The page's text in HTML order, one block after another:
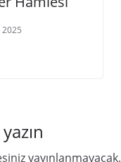
yayınlanmayacak.